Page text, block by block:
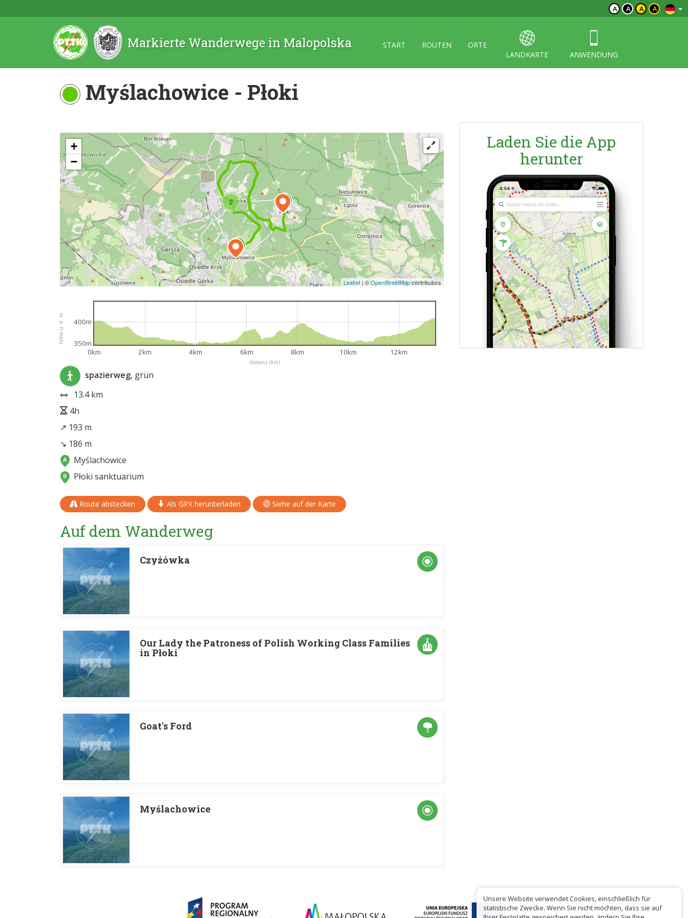
A A A A
Markierte Wanderwege in Malopolska START ROUTEN
ORTE
LANDKARTE
ANWENDUNG
Myślachowice - Płoki
2
+
−
Leaflet |©OpenStreetMapcontributors
distanz (km)
höhe ü. d. m.
0km 2km 4km 6km 8km 10km 12km
350m
400m
spazierweg, grün
13.4 km
4h
↗ 193 m
↘ 186 m
Myślachowice
Płoki sanktuarium
Route abstecken Als GPX herunterladen Siehe auf der Karte
Auf dem Wanderweg
Czyżówka
Our Lady the Patroness of Polish Working Class Families
in Płoki
Goat's Ford
Myślachowice
Laden Sie die App
herunter
Unsere Website verwendet Cookies, einschließlich für
statistische Zwecke. Wenn Sie nicht möchten, dass sie auf